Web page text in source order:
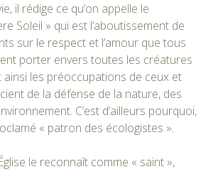
il rédige ce qu’on appelle le
Soleil » qui est l’aboutissement de
sur le respect et l’amour que tous
porter envers toutes les créatures
ainsi les préoccupations de ceux et
de la défense de la nature, des
C’est d’ailleurs pourquoi,
« patron des écologistes ».
le reconnaît comme « saint »,